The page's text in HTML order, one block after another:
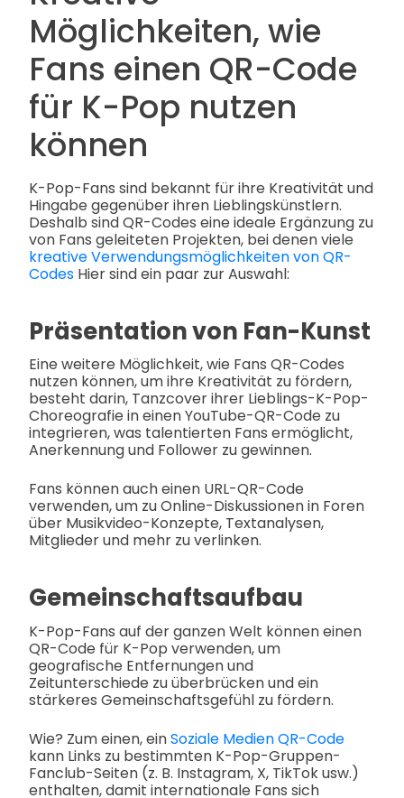
Möglichkeiten, wie
Fans einen QR-Code
für K-Pop nutzen
können
K-Pop-Fans sind bekannt für ihre Kreativität und
Hingabe gegenüber ihren Lieblingskünstlern.
Deshalb sind QR-Codes eine ideale Ergänzung zu
von Fans geleiteten Projekten, bei denen viele
kreative Verwendungsmöglichkeiten von QR-
Codes Hier sind ein paar zur Auswahl:
Präsentation von Fan-Kunst
Eine weitere Möglichkeit, wie Fans QR-Codes
nutzen können, um ihre Kreativität zu fördern,
besteht darin, Tanzcover ihrer Lieblings-K-Pop-
Choreografie in einen YouTube-QR-Code zu
integrieren, was talentierten Fans ermöglicht,
Anerkennung und Follower zu gewinnen.
Fans können auch einen URL-QR-Code
verwenden, um zu Online-Diskussionen in Foren
über Musikvideo-Konzepte, Textanalysen,
Mitglieder und mehr zu verlinken.
Gemeinschaftsaufbau
K-Pop-Fans auf der ganzen Welt können einen
QR-Code für K-Pop verwenden, um
geografische Entfernungen und
Zeitunterschiede zu überbrücken und ein
stärkeres Gemeinschaftsgefühl zu fördern.
Wie? Zum einen, einSoziale Medien QR-Code
kann Links zu bestimmten K-Pop-Gruppen-
Fanclub-Seiten (z. B. Instagram, X, TikTok usw.)
enthalten, damit internationale Fans sich